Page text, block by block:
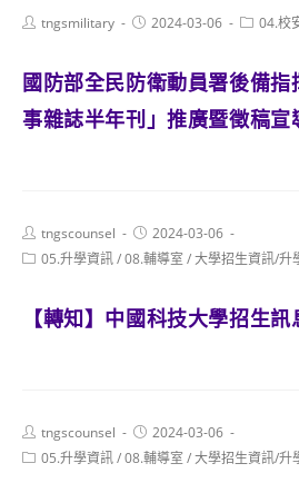
Posttngsmilitary
Post2024-03-06
Post04.校
國防部全民防衛動員署後備
事雜誌半年刊」推廣暨徵稿宣
Post
author:
tngscounsel
Post
published:
2024-03-06
Post05.升學資訊/08.輔導室 /大學招生資訊/升
【轉知】中國科技大學招生訊
Post
author:
tngscounsel
Post
published:
2024-03-06
Post05.升學資訊/08.輔導室 /大學招生資訊/升